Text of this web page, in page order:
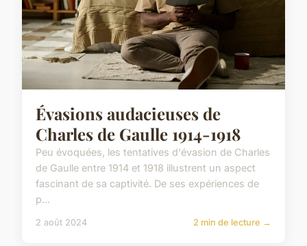
Évasions audacieuses de
Charles de Gaulle 1914-1918
Peu évoquées, les tentatives d'évasion de Charles
de Gaulle entre 1914 et 1918 illustrent un aspect
fascinant de sa captivité. De ses expériences de
p...
2 août 2024 2 min de lecture →